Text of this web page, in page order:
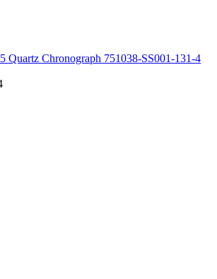
Quartz Chronograph 751038-SS001-131-4